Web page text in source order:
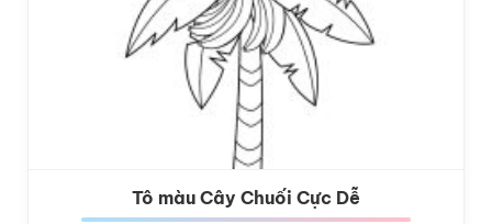
Tô màu Cây Chuối Cực Dễ